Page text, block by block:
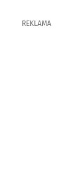
REKLAMA